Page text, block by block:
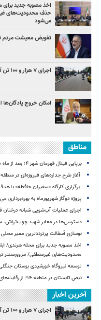
اخذ مصوبه جدید برای
حذف محدودیت‌های
می‌شود
تفویض معیشت مردم
اجرای ۷ هزار و ۱۰۰ تن آسفالت در معابر منطقه ۱۰ از ابتدای سال
امکان خروج پادگان‌ها
مناطق
برپایی فینال قهرمان شهر ۴؛ بعد از ماه صفر/ سرانه فعالیت بدنی تهرانی‌ها ۱۳ دقیقه است
آغاز طرح جداره‌های فیروزه‌ای در منطقه ۸
برگزاری کارگاه «سفیران حافظه» با
پروژه دوگاز شهریورماه به بهره‌برداری
اجرای عملیات آب‌شویی شبانه
دسترسی‌ها در معابر شهید چوب‌تراش،
نوسازی آسفالت پرترددترین معبر محلی
اخذ مصوبه جدید برای محله هرندی/
محدودیت‌های غیرمنطقی/ مروی‌سنتر
توسعه نیروگاه خورشیدی بوستان جنگلی
نبض تابستان در منطقه ۱۴؛ از رقابت‌های فکری نوجوانان تا تسخیر دنیای هوشمند
آخرین اخبار
اجرای ۷ هزار و ۱۰۰ تن آسفالت در معابر منطقه ۱۰ از ابتدای سال